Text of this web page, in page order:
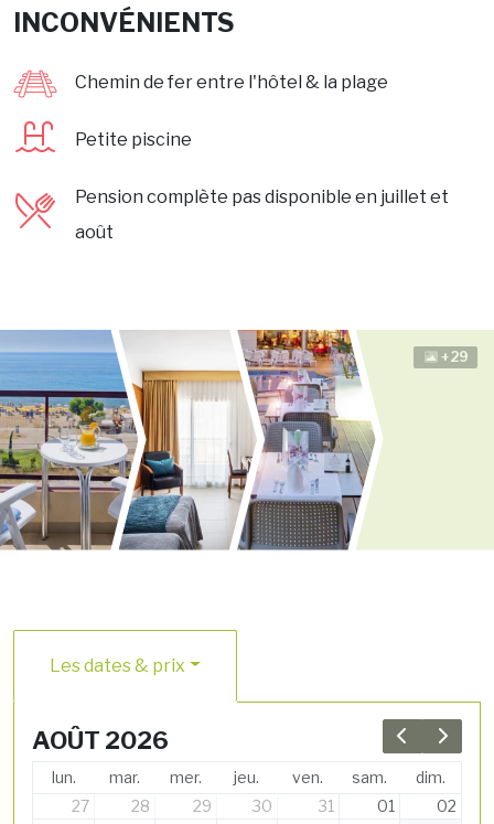
INCONVÉNIENTS
Chemin de fer entre l'hôtel & la plage
Petite piscine
Pension complète pas disponible en juillet et
août
+29
Les dates & prix
Previous
Next
AOÛT 2026
lun. mar. mer. jeu. ven. sam.
dim.
27
28 29 30 31 01
02